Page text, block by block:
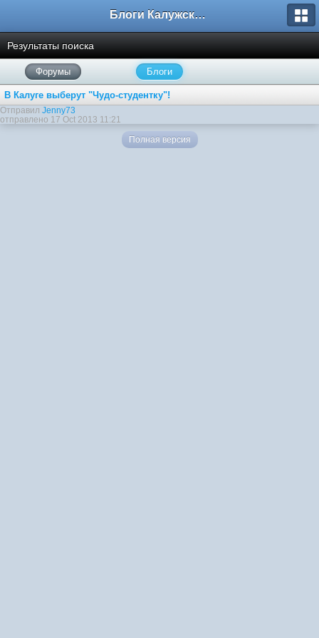
Блоги Калужского перекрестка
Результаты поиска
Форумы Блоги
В Калуге выберут "Чудо-студентку"!
Отправил Jenny73
отправлено 17 Oct 2013 11:21
Полная версия